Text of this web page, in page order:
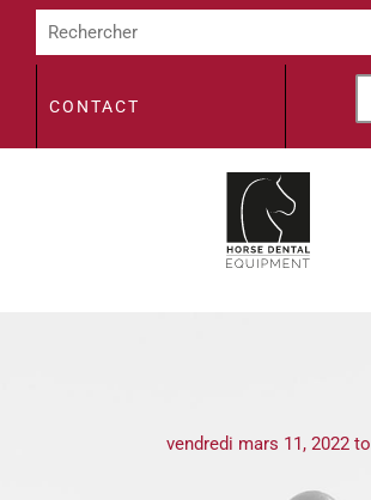
CONTACT
vendredi mars 11, 2022 to